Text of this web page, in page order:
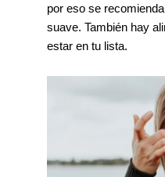
por eso se
suave. También hay
estar en tu lista.